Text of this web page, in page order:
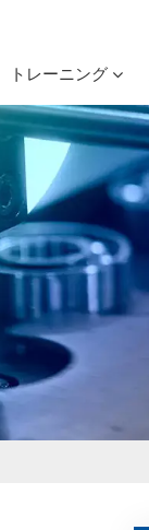
トレーニング